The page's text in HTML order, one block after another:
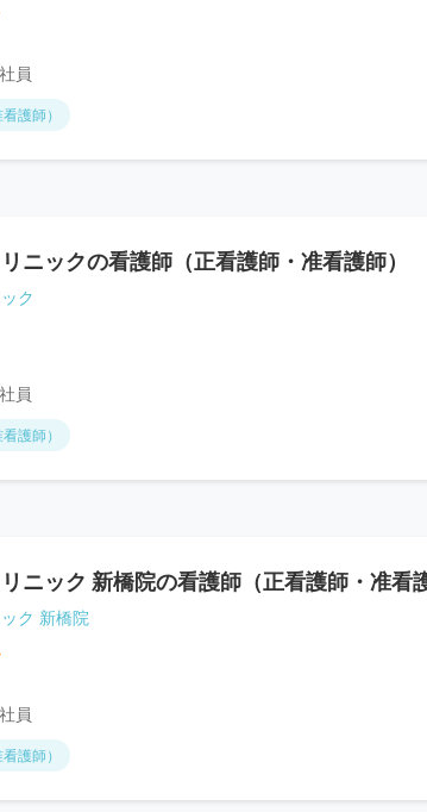
員
護師）
ニックの看護師（正看護師・准看護師）
ク
員
護師）
ニック 新橋院の看護師（正看護師・准看
ク 新橋院
員
護師）